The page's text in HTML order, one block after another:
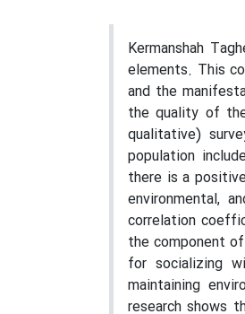
Kermanshah
elements. This
and the
the quality of
qualitative)
population
there is a
environmental,
correlation
the component
for socializing
maintaining
research shows